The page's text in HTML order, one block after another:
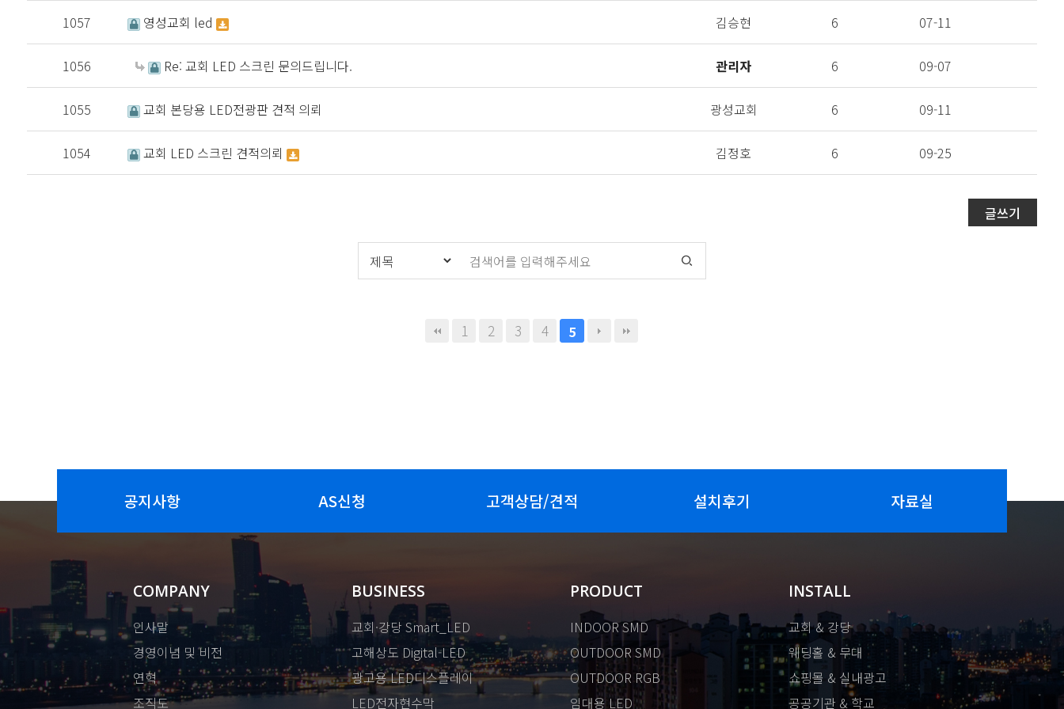
1057 영성교회 led 김승현 6 07-11
1056 Re: 교회 LED 스크린 문의드립니다. 관리자 6 09-07
1055 교회 본당용 LED전광판 견적 의뢰 광성교회 6 09-11
1054 교회 LED 스크린 견적의뢰 김정호 6 09-25
글쓰기
1 2 3 4 5
공지사항 AS신청 고객상담/견적 설치후기 자료실
COMPANY
인사말
경영이념 및 비전
연혁
조직도
BUSINESS
교회·강당 Smart_LED
고해상도 Digital-LED
광고용 LED디스플레이
LED전자현수막
PRODUCT
INDOOR SMD
OUTDOOR SMD
OUTDOOR RGB
임대용 LED
INSTALL
교회 & 강당
웨딩홀 & 무대
쇼핑몰 & 실내광고
공공기관 & 학교